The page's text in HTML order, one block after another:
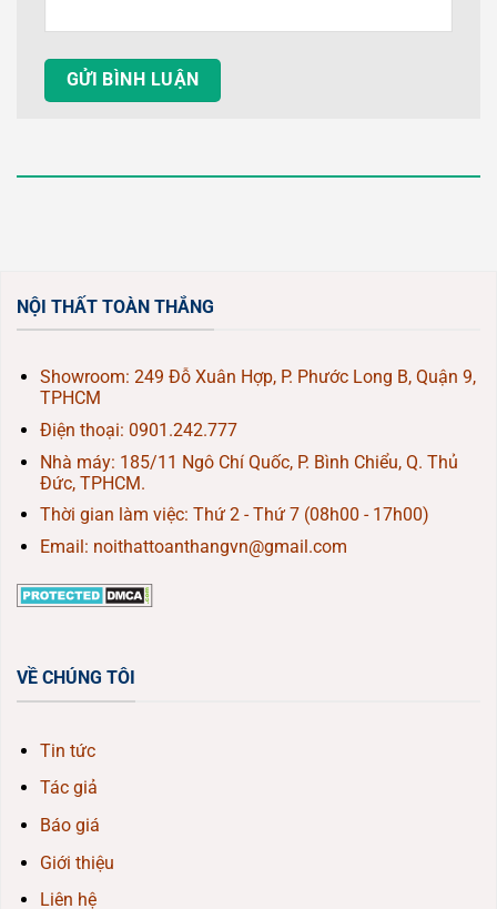
NỘI THẤT TOÀN THẮNG
Showroom: 249 Đỗ Xuân Hợp, P. Phước Long B, Quận 9,
TPHCM
Điện thoại: 0901.242.777
Nhà máy: 185/11 Ngô Chí Quốc, P. Bình Chiểu, Q. Thủ
Đức, TPHCM.
Thời gian làm việc: Thứ 2 - Thứ 7 (08h00 - 17h00)
Email: noithattoanthangvn@gmail.com
VỀ CHÚNG TÔI
Tin tức
Tác giả
Báo giá
Giới thiệu
Liên hệ